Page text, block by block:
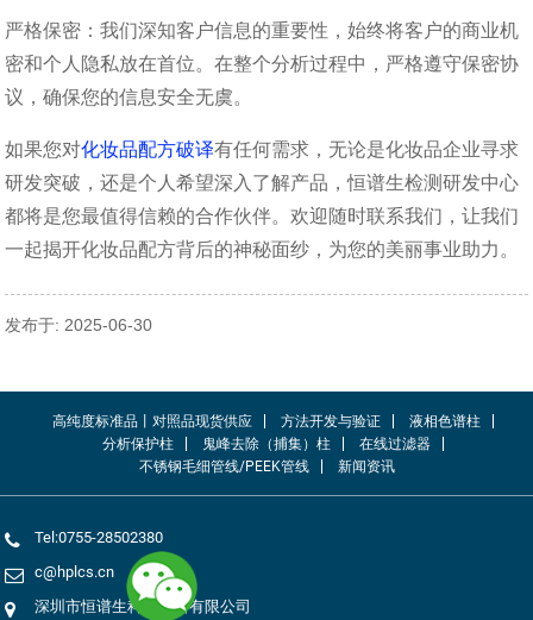
严格保密：我们深知客户信息的重要性，始终将客户的商业机
密和个人隐私放在首位。在整个分析过程中，严格遵守保密协
议，确保您的信息安全无虞。​
如果您对化妆品配方破译有任何需求，无论是化妆品企业寻求
研发突破，还是个人希望深入了解产品，恒谱生检测研发中心
都将是您最值得信赖的合作伙伴。欢迎随时联系我们，让我们
一起揭开化妆品配方背后的神秘面纱，为您的美丽事业助力。
发布于: 2025-06-30
高纯度标准品丨对照品现货供应 方法开发与验证
液相色谱柱
分析保护柱
鬼峰去除（捕集）柱
在线过滤器
不锈钢毛细管线/PEEK管线
新闻资讯
Tel:0755-28502380
c@hplcs.cn
深圳市恒谱生科学仪器有限公司